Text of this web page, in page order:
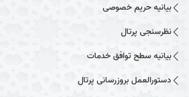
بیانیه حریم خصوصی
نظرسنجی پرتال
بیانیه سطح توافق خدمات
دستورالعمل بروزرسانی پرتال